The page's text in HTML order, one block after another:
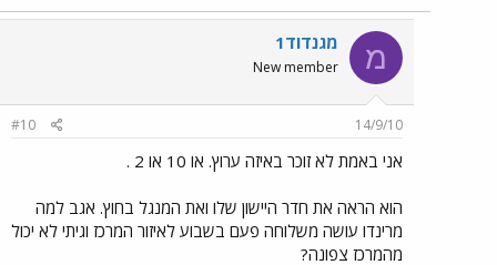
מ מגנדוד1
New member
14/9/10
#10
אני באמת לא זוכר באיזה ערוץ. או 10 או 2 .
הוא הראה את חדר היישון שלו ואת המנגל בחוץ. אגב למה
מרינדו עושה משלוחה פעם בשבוע לאיזור המרכז וגיתי לא יכול
מהמרכז צפונה?